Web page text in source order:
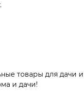
товары для дачи
и дачи!